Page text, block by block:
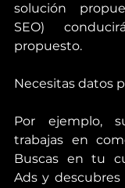
solución
SEO)
propuesto.
Necesitas datos
Por ejemplo,
trabajas en
Buscas en tu
Ads y